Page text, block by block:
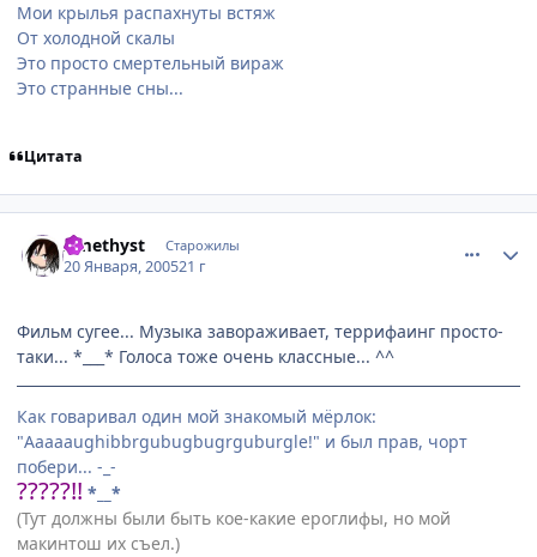
Мои крылья распахнуты встяж
От холодной скалы
Это просто смертельный вираж
Это странные сны...
Цитата
Amethyst Старожилы
20 Января, 200521 г
Фильм сугее... Музыка завораживает, террифаинг просто-
таки... *___* Голоса тоже очень классные... ^^
Как говаривал один мой знакомый мёрлок:
"Aaaaaughibbrgubugbugrguburgle!" и был прав, чорт
побери... -_-
?????!! *__*
(Тут должны были быть кое-какие ероглифы, но мой
макинтош их съел.)